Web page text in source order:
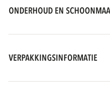
ONDERHOUD EN
VERPAKKINGSINFORMATIE